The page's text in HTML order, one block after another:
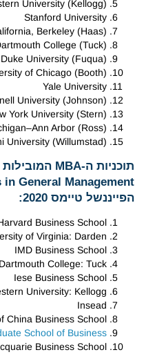
University (Kellogg)
Stanford University
Berkeley (Haas)
College (Tuck)
Duke University (Fuqua)
of Chicago (Booth)
Yale University
University (Johnson)
York University (Stern)
Arbor (Ross)
University (Willumstad)
הפייננשל טיימס 2020:
Business School
of Virginia: Darden
IMD Business School
Dartmouth College: Tuck
Iese Business School
University: Kellogg
Insead
China Business School
School of Business
Business School